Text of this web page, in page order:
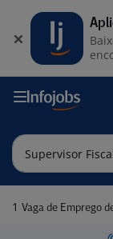
1 Vaga de Emprego